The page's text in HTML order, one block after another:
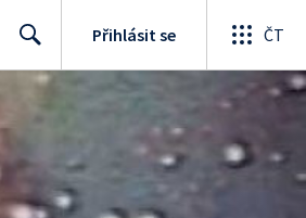
Search
Přihlásit se ČT